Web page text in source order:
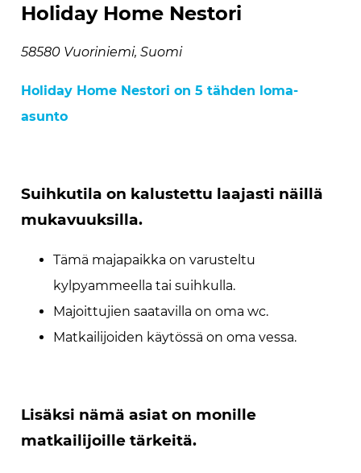
Holiday Home Nestori
58580 Vuoriniemi, Suomi
Holiday Home Nestori on 5 tähden loma-
asunto
Suihkutila on kalustettu laajasti näillä
mukavuuksilla.
Tämä majapaikka on varusteltu
kylpyammeella tai suihkulla.
Majoittujien saatavilla on oma wc.
Matkailijoiden käytössä on oma vessa.
Lisäksi nämä asiat on monille
matkailijoille tärkeitä.